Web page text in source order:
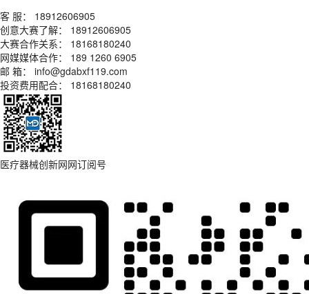
客 服： 18912606905
创意大赛了解： 18912606905
大赛合作关系： 18168180240
网媒媒体合作： 189 1260 6905
邮 箱： info@gdabxf119.com
投资费用配合： 18168180240
医疗器械创新网网订阅号